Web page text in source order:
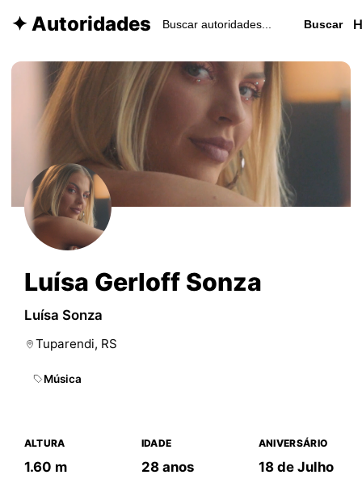
✦ Autoridades Buscar
Luísa Gerloff Sonza
Luísa Sonza
Tuparendi, RS
Música
ALTURA
1.60 m
IDADE
28 anos
ANIVERSÁRIO
18 de Julho